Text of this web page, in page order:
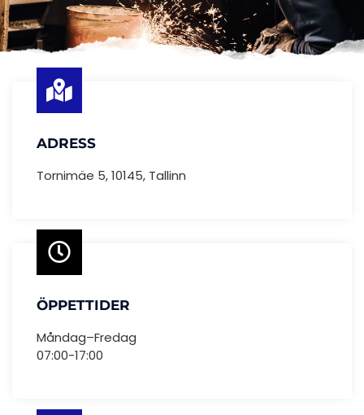
ADRESS
Tornimäe 5, 10145, Tallinn
ÖPPETTIDER
Måndag–Fredag
07:00-17:00